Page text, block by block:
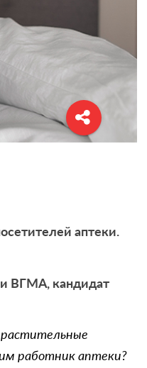
аптеки.
ВГМА, кандидат
работник аптеки?